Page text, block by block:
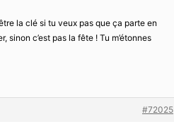
la clé si tu veux pas que ça parte en
sinon c’est pas la fête ! Tu m’étonnes
#72025